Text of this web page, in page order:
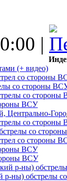
|
(+ видео)
со стороны
со стороны
со стороны
ВСУ
Центрально-
со стороны
со
со стороны
ВСУ
ВСУ
р-ны)
р-ны) обстрелы